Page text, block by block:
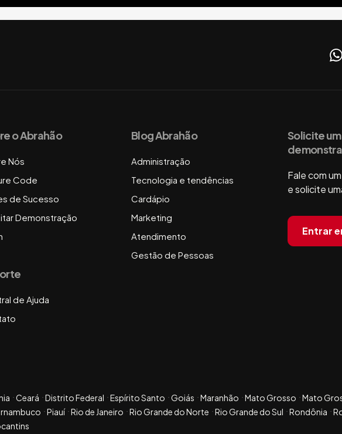
o Abrahão
Nós
Code
de Sucesso
Demonstração
de Ajuda
Blog Abrahão
Administração
Tecnologia e tendências
Cardápio
Marketing
Atendimento
Gestão de Pessoas
Solicite
Fale com
e solicite
Entrar
Ceará Distrito Federal Espírito Santo Goiás Maranhão Mato Grosso
Mato
Piauí Rio de Janeiro Rio Grande do Norte Rio Grande do Sul Rondônia